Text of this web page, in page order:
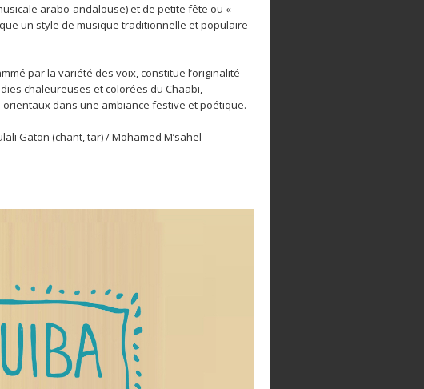
arabo-andalouse) et de petite fête ou «
un style de musique traditionnelle et populaire
par la variété des voix, constitue l’originalité
chaleureuses et colorées du Chaabi,
dans une ambiance festive et poétique.
Gaton (chant, tar) / Mohamed M’sahel